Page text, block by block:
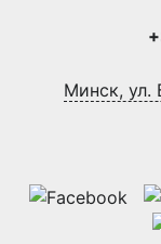
Минск, ул.